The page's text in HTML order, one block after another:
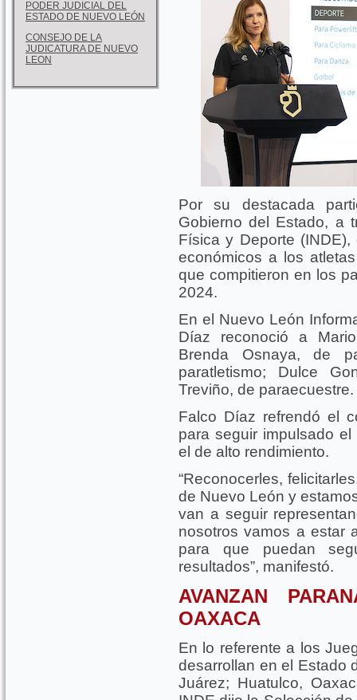
PODER JUDICIAL DEL
ESTADO DE NUEVO LEÓN
CONSEJO DE LA
JUDICATURA DE NUEVO
LEON
Por su destacada
Gobierno del Estado, a
Física y Deporte
económicos a los
que compitieron en los
2024.
En el Nuevo León
Díaz reconoció a
Brenda Osnaya, de
paratletismo; Dulce
Treviño, de paraecuestre.
Falco Díaz refrendó el
para seguir impulsado
el de alto rendimiento.
“Reconocerles,
de Nuevo León y
van a seguir
nosotros vamos a estar
para que puedan
resultados”, manifestó.
AVANZAN
OAXACA
En lo referente a los
desarrollan en el Estado
Juárez; Huatulco,